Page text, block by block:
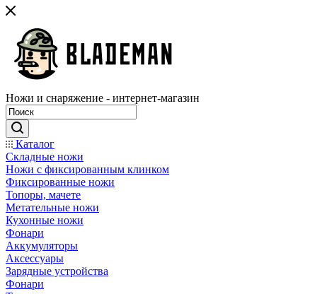
Ножи и снаряжение - интернет-магазин
Каталог
Складные ножи
Ножи с фиксированным клинком
Фиксированные ножи
Топоры, мачете
Метательные ножи
Кухонные ножи
Фонари
Аккумуляторы
Аксессуары
Зарядные устройства
Фонари